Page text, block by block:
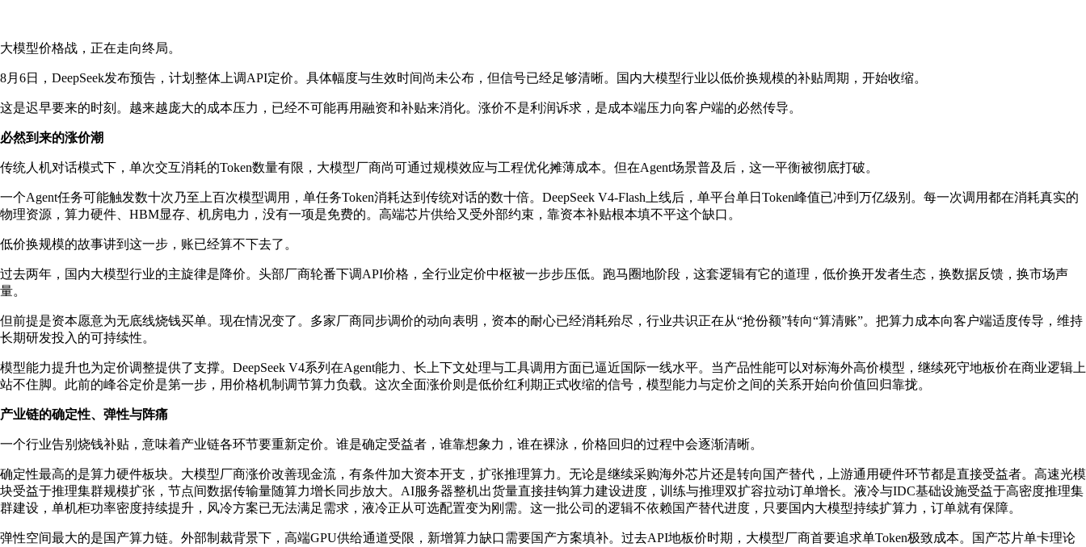
大模型价格战，正在走向终局。
8月6日，DeepSeek发布预告，计划整体上调API定价。具体幅度与生效时间尚未公布，但信号已经足够清晰。国内大模型行业以低价换规模的补贴周期，开始收缩。
这是迟早要来的时刻。越来越庞大的成本压力，已经不可能再用融资和补贴来消化。涨价不是利润诉求，是成本端压力向客户端的必然传导。
必然到来的涨价潮
传统人机对话模式下，单次交互消耗的Token数量有限，大模型厂商尚可通过规模效应与工程优化摊薄成本。但在Agent场景普及后，这一平衡被彻底打破。
一个Agent任务可能触发数十次乃至上百次模型调用，单任务Token消耗达到传统对话的数十倍。DeepSeek V4-Flash上线后，单平台单日Token峰值已冲到万亿级别。每一次调用都在消耗真实的
物理资源，算力硬件、HBM显存、机房电力，没有一项是免费的。高端芯片供给又受外部约束，靠资本补贴根本填不平这个缺口。
低价换规模的故事讲到这一步，账已经算不下去了。
过去两年，国内大模型行业的主旋律是降价。头部厂商轮番下调API价格，全行业定价中枢被一步步压低。跑马圈地阶段，这套逻辑有它的道理，低价换开发者生态，换数据反馈，换市场声
量。
但前提是资本愿意为无底线烧钱买单。现在情况变了。多家厂商同步调价的动向表明，资本的耐心已经消耗殆尽，行业共识正在从“抢份额”转向“算清账”。把算力成本向客户端适度传导，维持
长期研发投入的可持续性。
模型能力提升也为定价调整提供了支撑。DeepSeek V4系列在Agent能力、长上下文处理与工具调用方面已逼近国际一线水平。当产品性能可以对标海外高价模型，继续死守地板价在商业逻辑上
站不住脚。此前的峰谷定价是第一步，用价格机制调节算力负载。这次全面涨价则是低价红利期正式收缩的信号，模型能力与定价之间的关系开始向价值回归靠拢。
产业链的确定性、弹性与阵痛
一个行业告别烧钱补贴，意味着产业链各环节要重新定价。谁是确定受益者，谁靠想象力，谁在裸泳，价格回归的过程中会逐渐清晰。
确定性最高的是算力硬件板块。大模型厂商涨价改善现金流，有条件加大资本开支，扩张推理算力。无论是继续采购海外芯片还是转向国产替代，上游通用硬件环节都是直接受益者。高速光模
块受益于推理集群规模扩张，节点间数据传输量随算力增长同步放大。AI服务器整机出货量直接挂钩算力建设进度，训练与推理双扩容拉动订单增长。液冷与IDC基础设施受益于高密度推理集
群建设，单机柜功率密度持续提升，风冷方案已无法满足需求，液冷正从可选配置变为刚需。这一批公司的逻辑不依赖国产替代进度，只要国内大模型持续扩算力，订单就有保障。
弹性空间最大的是国产算力链。外部制裁背景下，高端GPU供给通道受限，新增算力缺口需要国产方案填补。过去API地板价时期，大模型厂商首要追求单Token极致成本。国产芯片单卡理论